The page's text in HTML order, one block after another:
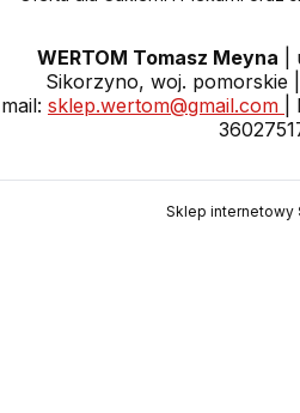
WERTOM Tomasz Meyna |
Sikorzyno, woj. pomorskie
mail: sklep.wertom@gmail.com
Sklep internetowy